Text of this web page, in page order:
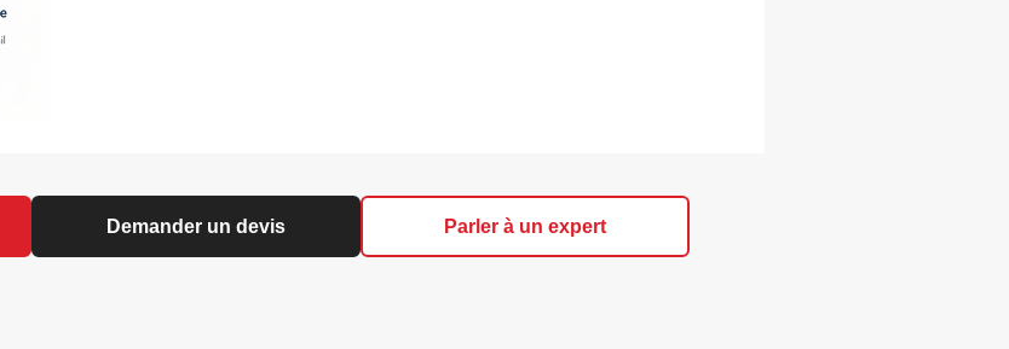
Demander un devis Parler à un expert